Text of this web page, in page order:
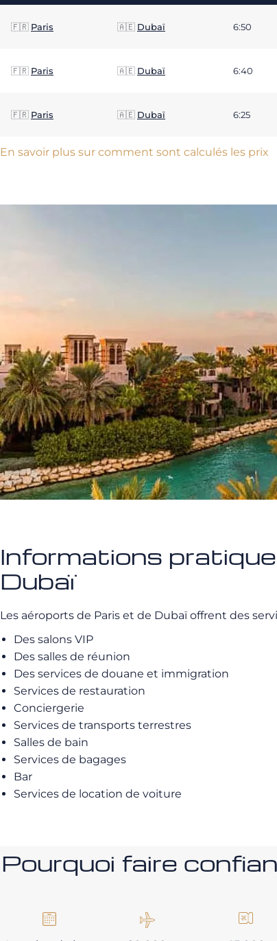
🇫🇷 Paris 🇦🇪 Dubaï 6:50
🇫🇷 Paris 🇦🇪 Dubaï 6:40
🇫🇷 Paris 🇦🇪 Dubaï 6:25
En savoir plus sur comment sont calculés les prix
Informations
Dubaï
Les aéroports de Paris et de Dubaï offrent des
Des salons VIP
Des salles de réunion
Des services de douane et immigration
Services de restauration
Conciergerie
Services de transports terrestres
Salles de bain
Services de bagages
Bar
Services de location de voiture
Pourquoi faire